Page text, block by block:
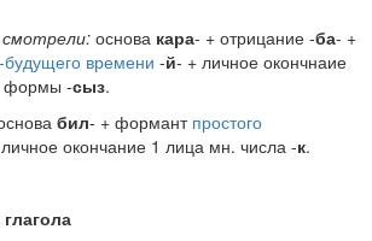
основа кара- + отрицание -ба- +
времени -й- + личное окончнаие
формы -сыз.
бил- + формант простого
окончание 1 лица мн. числа -к.